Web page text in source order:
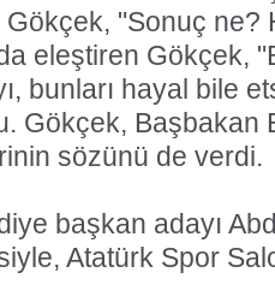
"Sonuç ne?
eleştiren Gökçek,
bunları hayal bile
Gökçek, Başbakan
sözünü de verdi.
başkan adayı
Atatürk Spor